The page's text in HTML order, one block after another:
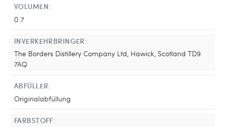
VOLUMEN:
0.7
INVERKEHRBRINGER:
The Borders Distillery Company Ltd, Hawick, Scotland TD9
7AQ
ABFÜLLER:
Originalabfüllung
FARBSTOFF: